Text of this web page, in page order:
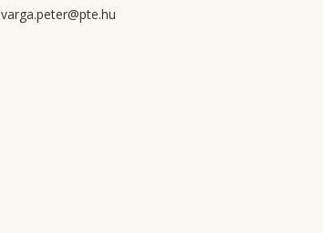
varga.peter@pte.hu